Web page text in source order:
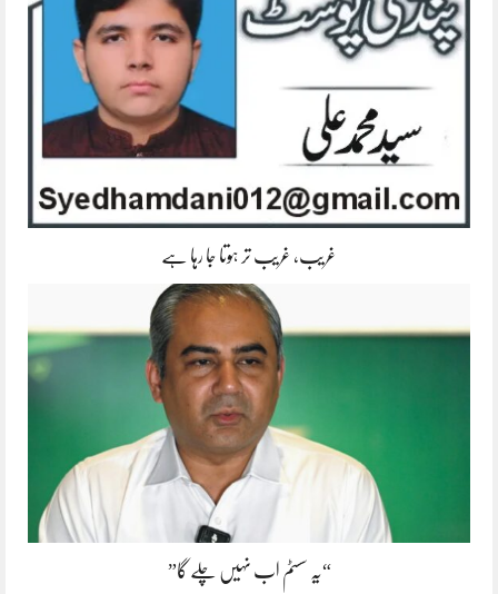
غریب، غریب تر ہوتا جا رہا ہے
“یہ سسٹم اب نہیں چلے گا”